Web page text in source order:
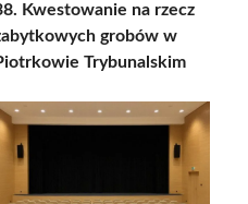
Kwestowanie na rzecz
grobów w
Trybunalskim